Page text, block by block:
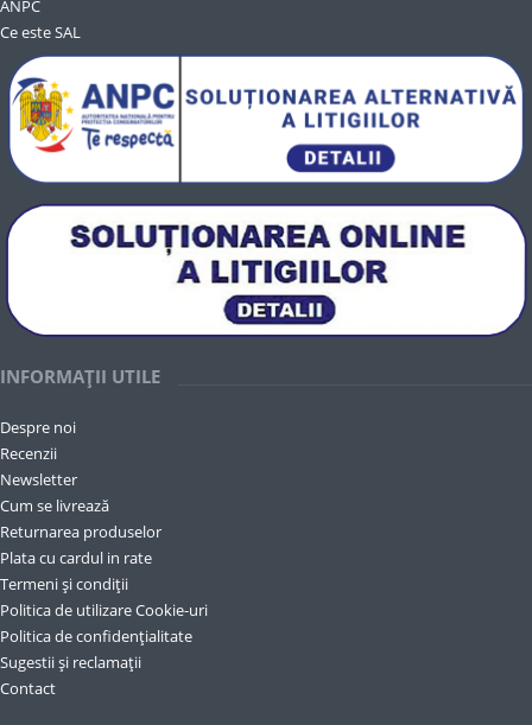
ANPC
Ce este SAL
INFORMAȚII UTILE
Despre noi
Recenzii
Newsletter
Cum se livrează
Returnarea produselor
Plata cu cardul in rate
Termeni și condiții
Politica de utilizare Cookie-uri
Politica de confidențialitate
Sugestii și reclamații
Contact